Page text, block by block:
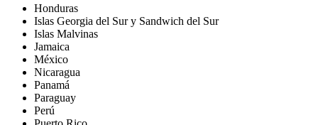
Honduras
Islas Georgia del Sur y Sandwich del Sur
Islas Malvinas
Jamaica
México
Nicaragua
Panamá
Paraguay
Perú